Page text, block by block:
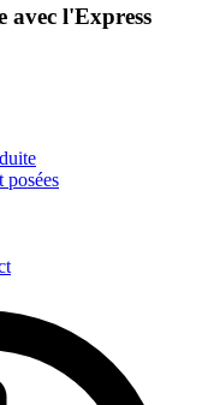
avec l'Express
posées